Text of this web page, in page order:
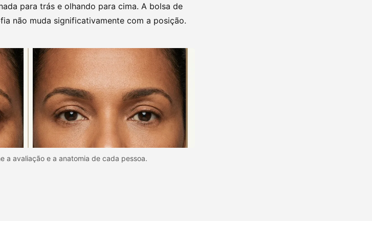
para trás e olhando para cima. A bolsa de
não muda significativamente com a posição.
a avaliação e a anatomia de cada pessoa.